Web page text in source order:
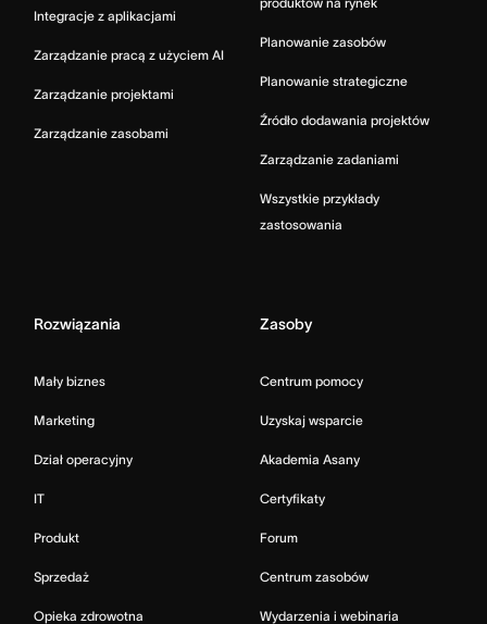
Integracje z aplikacjami
Zarządzanie pracą z użyciem AI
Zarządzanie projektami
Zarządzanie zasobami
Planowanie zasobów
Planowanie strategiczne
Źródło dodawania projektów
Zarządzanie zadaniami
Wszystkie przykłady
zastosowania
Rozwiązania
Mały biznes
Marketing
Dział operacyjny
IT
Produkt
Sprzedaż
Opieka zdrowotna
Zasoby
Centrum pomocy
Uzyskaj wsparcie
Akademia Asany
Certyfikaty
Forum
Centrum zasobów
Wydarzenia i webinaria